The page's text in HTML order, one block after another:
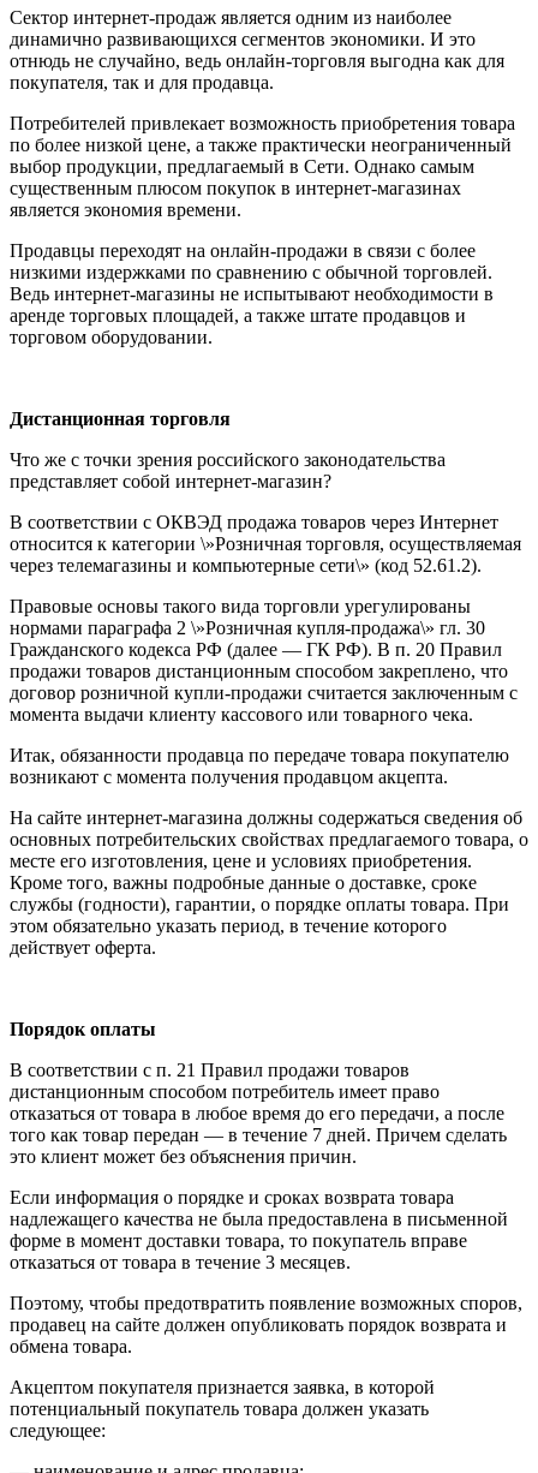
Сектор интернет-продаж является одним из наиболее
динамично развивающихся сегментов экономики. И это
отнюдь не случайно, ведь онлайн-торговля выгодна как для
покупателя, так и для продавца.
Потребителей привлекает возможность приобретения товара
по более низкой цене, а также практически неограниченный
выбор продукции, предлагаемый в Сети. Однако самым
существенным плюсом покупок в интернет-магазинах
является экономия времени.
Продавцы переходят на онлайн-продажи в связи с более
низкими издержками по сравнению с обычной торговлей.
Ведь интернет-магазины не испытывают необходимости в
аренде торговых площадей, а также штате продавцов и
торговом оборудовании.
Дистанционная торговля
Что же с точки зрения российского законодательства
представляет собой интернет-магазин?
В соответствии с ОКВЭД продажа товаров через Интернет
относится к категории \»Розничная торговля, осуществляемая
через телемагазины и компьютерные сети\» (код 52.61.2).
Правовые основы такого вида торговли урегулированы
нормами параграфа 2 \»Розничная купля-продажа\» гл. 30
Гражданского кодекса РФ (далее — ГК РФ). В п. 20 Правил
продажи товаров дистанционным способом закреплено, что
договор розничной купли-продажи считается заключенным с
момента выдачи клиенту кассового или товарного чека.
Итак, обязанности продавца по передаче товара покупателю
возникают с момента получения продавцом акцепта.
На сайте интернет-магазина должны содержаться сведения об
основных потребительских свойствах предлагаемого товара, о
месте его изготовления, цене и условиях приобретения.
Кроме того, важны подробные данные о доставке, сроке
службы (годности), гарантии, о порядке оплаты товара. При
этом обязательно указать период, в течение которого
действует оферта.
Порядок оплаты
В соответствии с п. 21 Правил продажи товаров
дистанционным способом потребитель имеет право
отказаться от товара в любое время до его передачи, а после
того как товар передан — в течение 7 дней. Причем сделать
это клиент может без объяснения причин.
Если информация о порядке и сроках возврата товара
надлежащего качества не была предоставлена в письменной
форме в момент доставки товара, то покупатель вправе
отказаться от товара в течение 3 месяцев.
Поэтому, чтобы предотвратить появление возможных споров,
продавец на сайте должен опубликовать порядок возврата и
обмена товара.
Акцептом покупателя признается заявка, в которой
потенциальный покупатель товара должен указать
следующее: